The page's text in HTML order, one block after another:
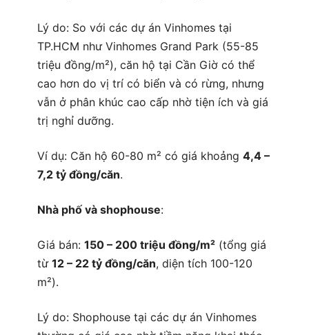
Lý do: So với các dự án Vinhomes tại
TP.HCM như Vinhomes Grand Park (55-85
triệu đồng/m²), căn hộ tại Cần Giờ có thể
cao hơn do vị trí có biển và có rừng, nhưng
vẫn ở phân khúc cao cấp nhờ tiện ích và giá
trị nghỉ dưỡng.
Ví dụ: Căn hộ 60-80 m² có giá khoảng 4,4 –
7,2 tỷ đồng/căn.
Nhà phố và shophouse:
Giá bán: 150 – 200 triệu đồng/m² (tổng giá
từ 12 – 22 tỷ đồng/căn, diện tích 100-120
m²).
Lý do: Shophouse tại các dự án Vinhomes